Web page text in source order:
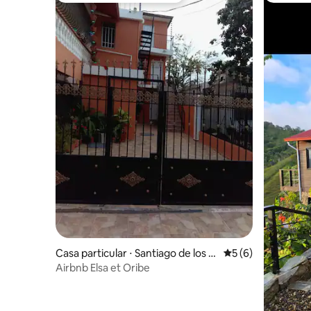
Casa particular ⋅ Santiago de los C
aballeros
Évaluation
5 (6)
Airbnb Elsa et Oribe